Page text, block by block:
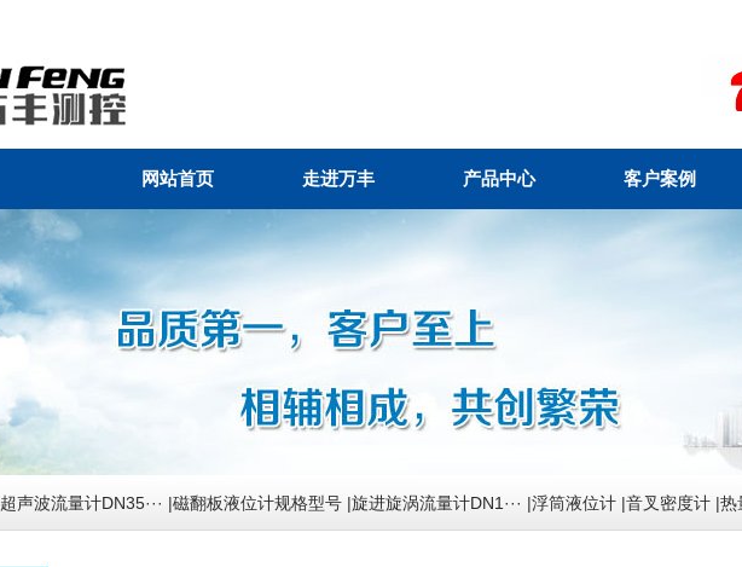
网站首页 走进万丰 产品中心 客户案例
超声波流量计DN35··· |磁翻板液位计规格型号 |旋进旋涡流量计DN1··· |浮筒液位计 |音叉密度计 |热